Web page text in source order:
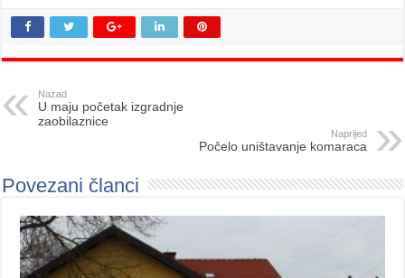
Nazad
U maju početak izgradnje
zaobilaznice
Naprijed
Počelo uništavanje komaraca
Povezani članci